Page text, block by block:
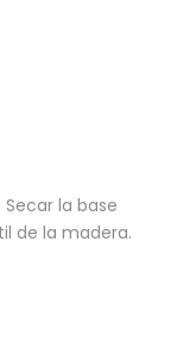
la base
de la madera.